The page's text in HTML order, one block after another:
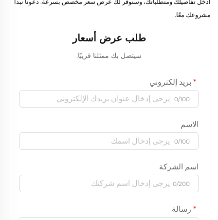
مشروعك معًا.
طلب عرض أسعار
سيتصل بك ممثلنا قريبًا.
بريد إلكتروني
0/100
الاسم
0/100
اسم الشركة
0/200
رسالة